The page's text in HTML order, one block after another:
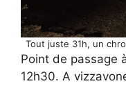
Tout juste 31h, un
Point de passage
12h30. A